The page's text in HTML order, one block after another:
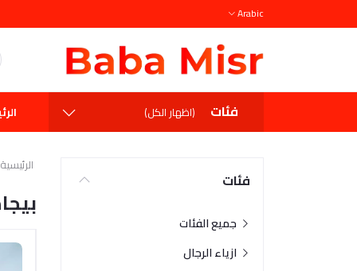
Arabic
فئات (اظهار الكل)
فئات
جميع الفئات
ازياء الرجال
الرئيسية